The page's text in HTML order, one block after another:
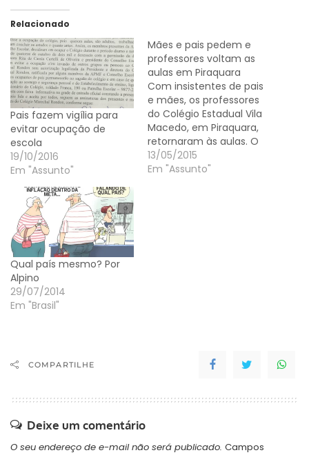
Relacionado
Pais fazem vigília para
evitar ocupação de
escola
19/10/2016
Em "Assunto"
Mães e pais pedem e
professores voltam as
aulas em Piraquara
Com insistentes de pais
e mães, os professores
do Colégio Estadual Vila
Macedo, em Piraquara,
retornaram às aulas. O
diretor da colégio disse
que atendeu o clamor
13/05/2015
Em "Assunto"
Qual país mesmo? Por
Alpino
29/07/2014
Em "Brasil"
COMPARTILHE
Deixe um comentário
O seu endereço de e-mail não será publicado. Campos